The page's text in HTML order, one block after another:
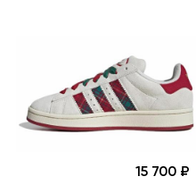
15 700